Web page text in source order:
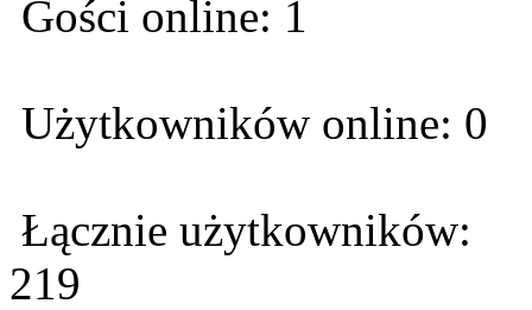
Gości online: 1
Użytkowników online: 0
Łącznie użytkowników:
219